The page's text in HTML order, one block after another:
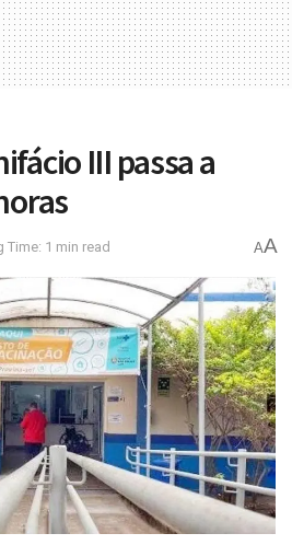
III passa a
Time: 1 min read AA